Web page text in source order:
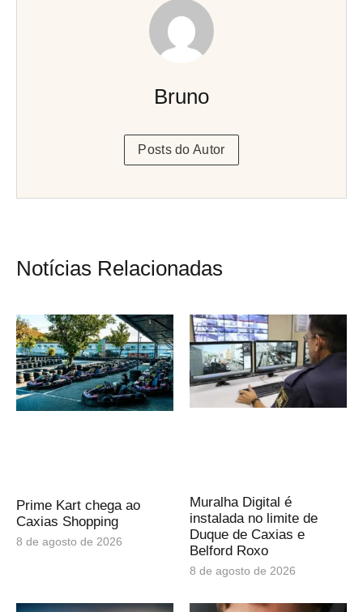
Bruno
Posts do Autor
Notícias Relacionadas
Prime Kart chega ao
Caxias Shopping
8 de agosto de 2026
Muralha Digital é
instalada no limite de
Duque de Caxias e
Belford Roxo
8 de agosto de 2026